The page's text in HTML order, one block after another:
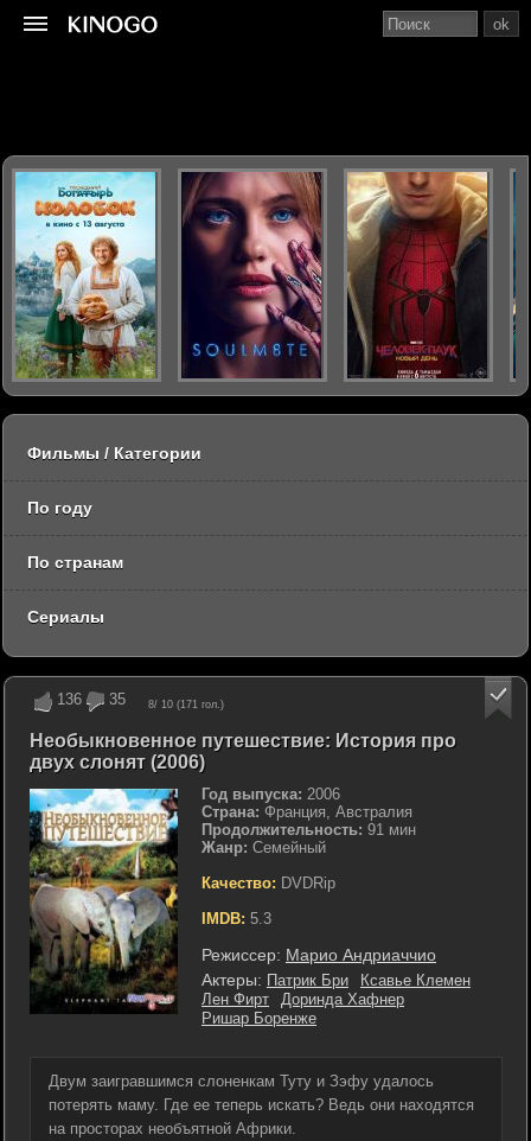
136 35 8/ 10 (171 гол.)
Необыкновенное путешествие: История про
двух слонят (2006)
Год выпуска: 2006
Страна: Франция, Австралия
Продолжительность: 91 мин
Жанр: Семейный
Качество: DVDRip
IMDB: 5.3
Режиссер: Марио Андриаччио
Актеры: Патрик Бри
Ксавье Клемен
Лен Фирт
Доринда Хафнер
Ришар Боренже
Двум заигравшимся слоненкам Туту и Зэфу удалось
потерять маму. Где ее теперь искать? Ведь они находятся
на просторах необъятной Африки.
ok
Фильмы / Категории
По году
По странам
Сериалы